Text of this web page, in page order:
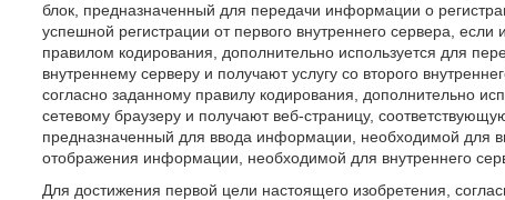
блок, предназначенный для передачи информации о
успешной регистрации от первого внутреннего сервера,
правилом кодирования, дополнительно используется для
внутреннему серверу и получают услугу со второго
согласно заданному правилу кодирования, дополнительно
сетевому браузеру и получают веб-страницу,
предназначенный для ввода информации, необходимой для
отображения информации, необходимой для внутреннего
Для достижения первой цели настоящего изобретения,